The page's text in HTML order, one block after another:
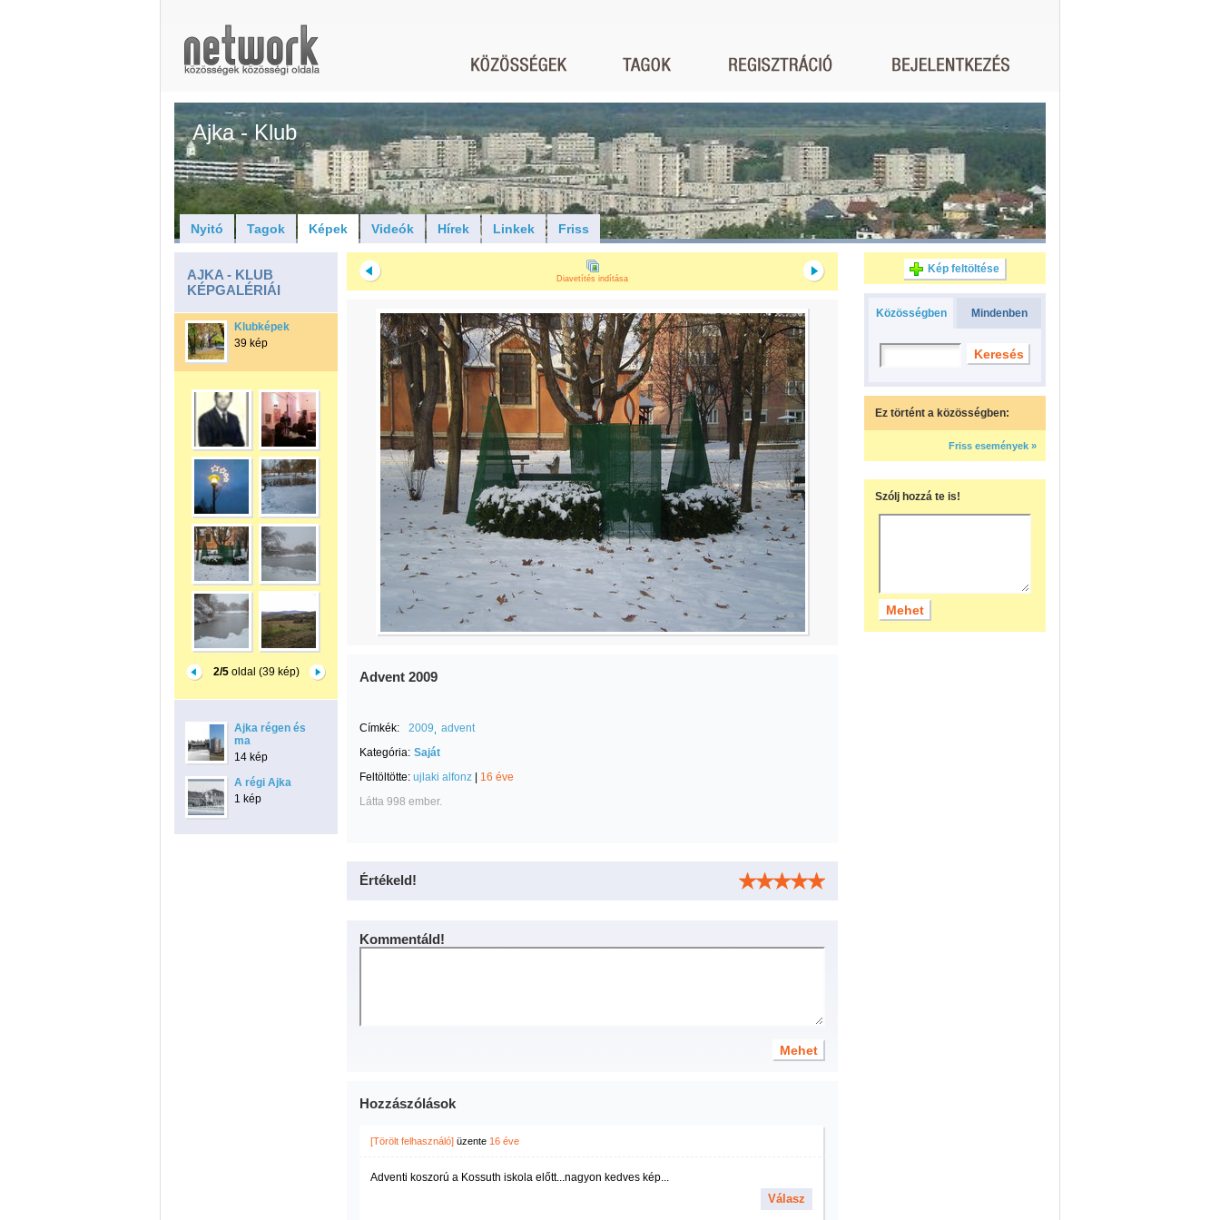
Ajka - Klub
Nyitó Tagok Képek Videók Hírek Linkek Friss
AJKA - KLUB
KÉPGALÉRIÁI
Klubképek
39 kép
2/5oldal (39 kép)
Ajka régen és
ma
14 kép
A régi Ajka
1 kép
Diavetítés indítása
Advent 2009
Címkék: 2009
advent
Kategória: Saját
Feltöltötte: ujlaki alfonz
16 éve
Látta 998 ember.
Értékeld!
Kommentáld!
Hozzászólások
[Törölt felhasználó] üzente 16 éve
Adventi koszorú a Kossuth iskola előtt...nagyon kedves kép...
Válasz
Kép feltöltése
Közösségben Mindenben
Ez történt a közösségben:
Friss események »
Szólj hozzá te is!